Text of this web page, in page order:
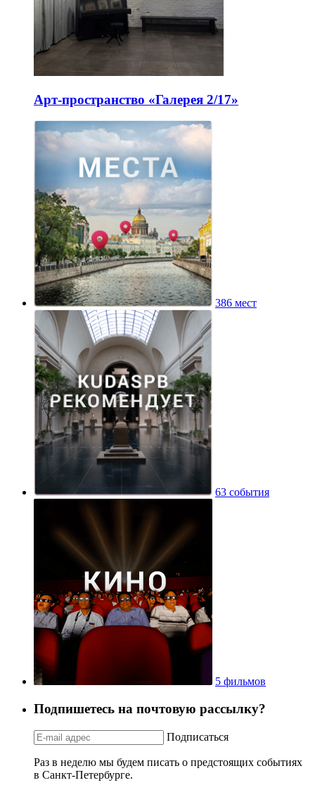
Арт-пространство «Галерея 2/17»
386 мест
63 события
5 фильмов
Подпишетесь на почтовую рассылку?
Подписаться
Раз в неделю мы будем писать о предстоящих событиях
в Санкт-Петербурге.